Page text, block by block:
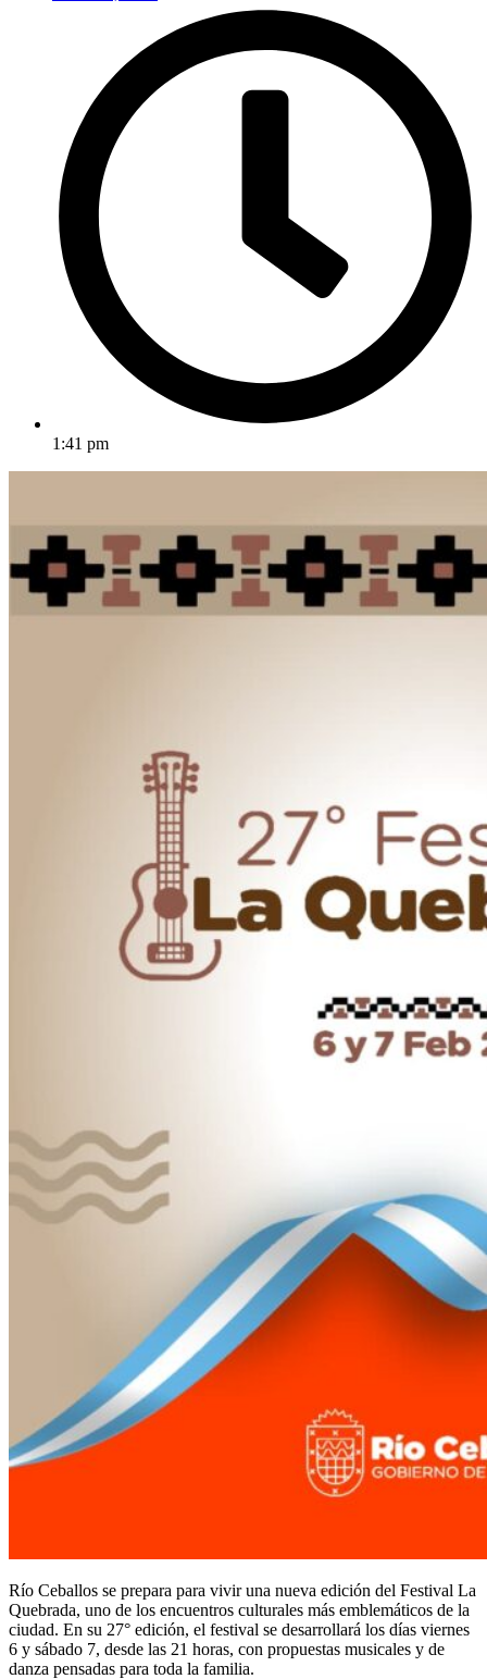
1:41 pm
Río Ceballos se prepara para vivir una nueva edición del Festival La
Quebrada, uno de los encuentros culturales más emblemáticos de la
ciudad. En su 27° edición, el festival se desarrollará los días viernes
6 y sábado 7, desde las 21 horas, con propuestas musicales y de
danza pensadas para toda la familia.